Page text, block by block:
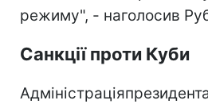
режиму", - наголосив
Санкції проти Куби